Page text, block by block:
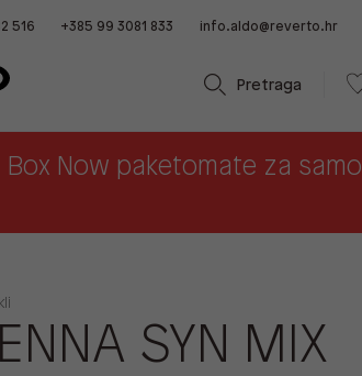
516 +385 99 3081 833 info.aldo@reverto.hr
Pretraga
Now paketomate za samo
SYN MIX